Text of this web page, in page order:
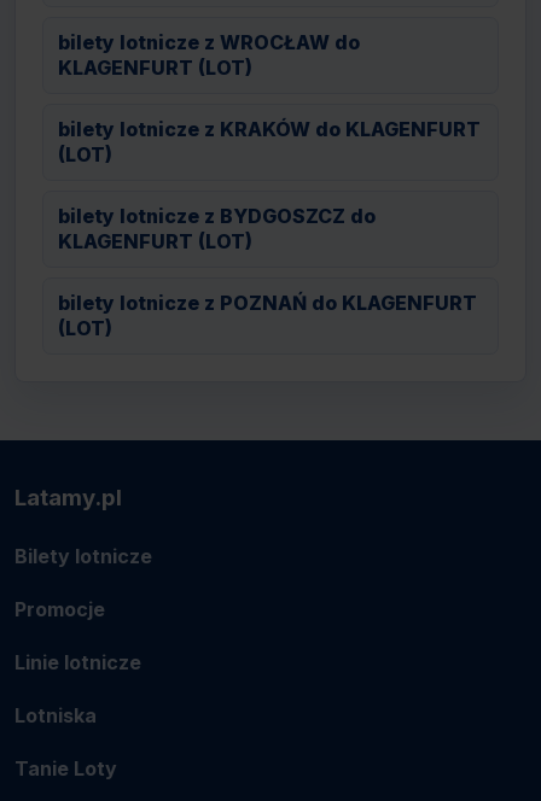
bilety lotnicze z WROCŁAW do
KLAGENFURT (LOT)
bilety lotnicze z KRAKÓW do KLAGENFURT
(LOT)
bilety lotnicze z BYDGOSZCZ do
KLAGENFURT (LOT)
bilety lotnicze z POZNAŃ do KLAGENFURT
(LOT)
Latamy.pl
Bilety lotnicze
Promocje
Linie lotnicze
Lotniska
Tanie Loty